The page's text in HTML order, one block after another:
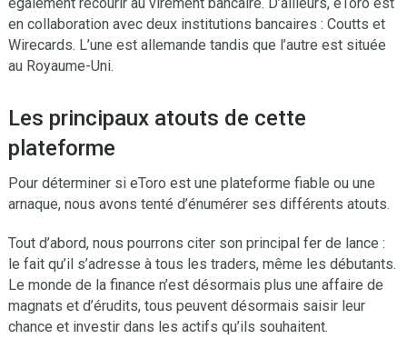
en collaboration avec deux institutions bancaires : Coutts et
Wirecards. L’une est allemande tandis que l’autre est située
au Royaume-Uni.
Les principaux atouts de cette
plateforme
Pour déterminer si eToro est une plateforme fiable ou une
arnaque, nous avons tenté d’énumérer ses différents atouts.
Tout d’abord, nous pourrons citer son principal fer de lance :
le fait qu’il s’adresse à tous les traders, même les débutants.
Le monde de la finance n’est désormais plus une affaire de
magnats et d’érudits, tous peuvent désormais saisir leur
chance et investir dans les actifs qu’ils souhaitent.